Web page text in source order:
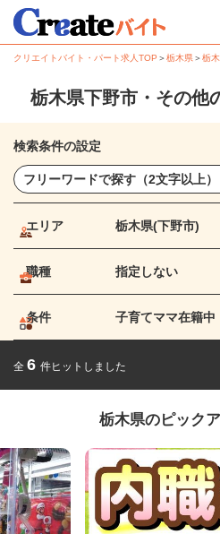
クリエイトバイト・パート求人TOP ＞栃木県＞栃
栃木県下野市・その他
検索条件の設定
エリア 栃木県(下野市)
職種 指定しない
条件 子育てママ在籍中
全 6 件ヒットしました
栃木県のピック